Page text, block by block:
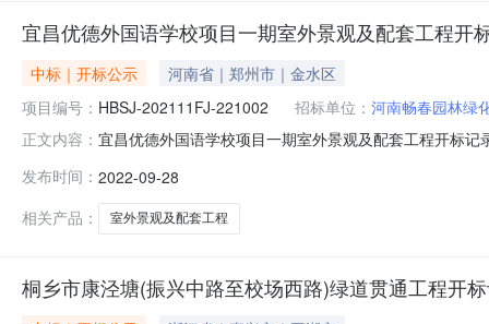
宜昌优德外国语学校项目一期室外景观及配套工程开
中标｜开标公示
河南省｜郑州市｜金水区
项目编号： HBSJ-202111FJ-221002 招标单位： 河南畅春园林绿
正文内容： 宜昌优德外国语学校项目一期室外景观及配套工程开标
间:TueSep2715:25:24CST2022,投标人名称:郑州新绿园
发布时间： 2022-09-28
相关产品：
室外景观及配套工程
桐乡市康泾塘(振兴中路至校场西路)绿道贯通工程开